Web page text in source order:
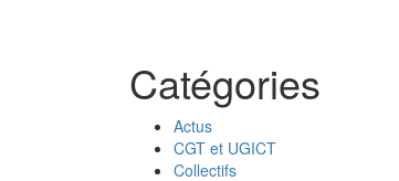
Catégories
Actus
CGT et UGICT
Collectifs